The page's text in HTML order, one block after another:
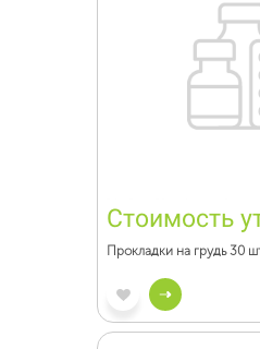
Стоимость
Прокладки на грудь 30